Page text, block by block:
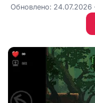
Обновлено: 24.07.2026